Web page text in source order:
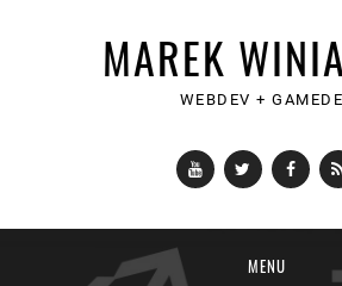
MAREK
WEBDEV +
YouTubeTwitter
MENU